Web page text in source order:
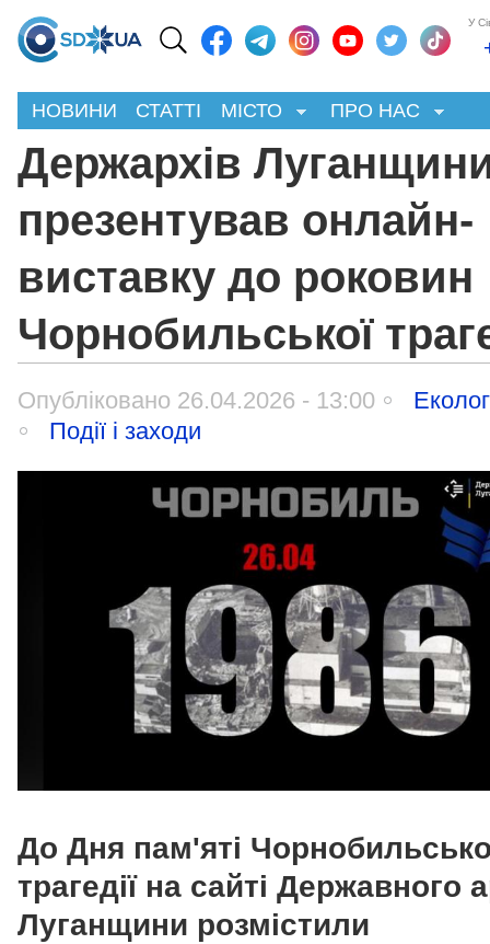
У
НОВИНИ СТАТТІ МІСТО ПРО НАС
Держархів
презентував онлайн-
виставку до роковин
Чорнобильської
Опубліковано 26.04.2026 - 13:00
Події і заходи
До Дня пам'яті
трагедії на сайті Державного
Луганщини розмістили